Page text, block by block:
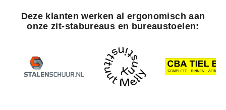
Deze klanten werken al ergonomisch aan
onze zit-stabureaus en bureaustoelen: